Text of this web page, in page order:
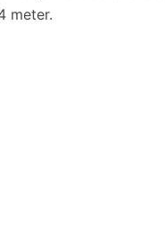
meter.